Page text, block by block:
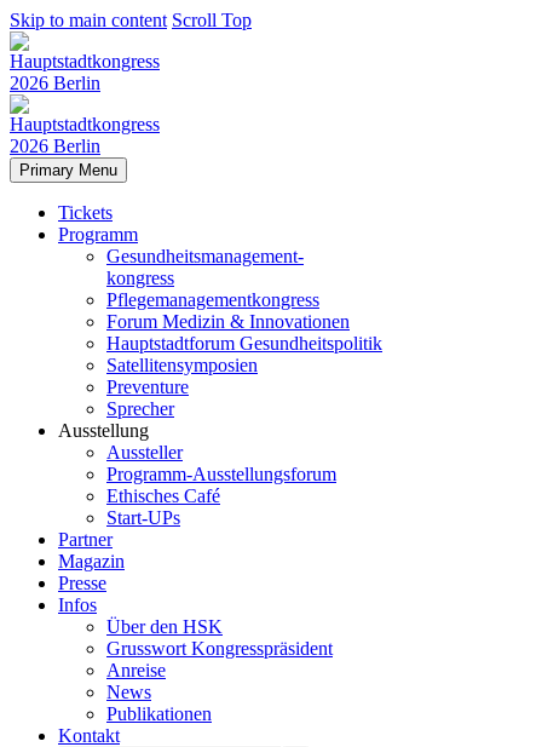
Skip to main content Scroll Top
Primary Menu
Tickets
Programm
Gesundheitsmanagement-
kongress
Pflegemanagementkongress
Forum Medizin & Innovationen
Hauptstadtforum Gesundheitspolitik
Satellitensymposien
Preventure
Sprecher
Ausstellung
Aussteller
Programm-Ausstellungsforum
Ethisches Café
Start-UPs
Partner
Magazin
Presse
Infos
Über den HSK
Grusswort Kongresspräsident
Anreise
News
Publikationen
Kontakt